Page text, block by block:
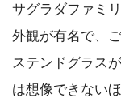
サグラダファミ
外観が有名で、
ステンドグラス
は想像できない